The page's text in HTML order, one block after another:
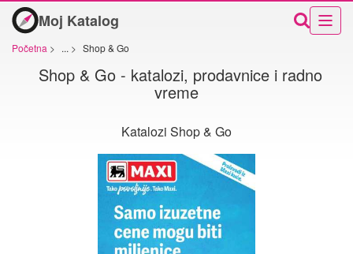
Moj Katalog
Početna > ... > Shop & Go
Shop & Go - katalozi, prodavnice i radno
vreme
Katalozi Shop & Go